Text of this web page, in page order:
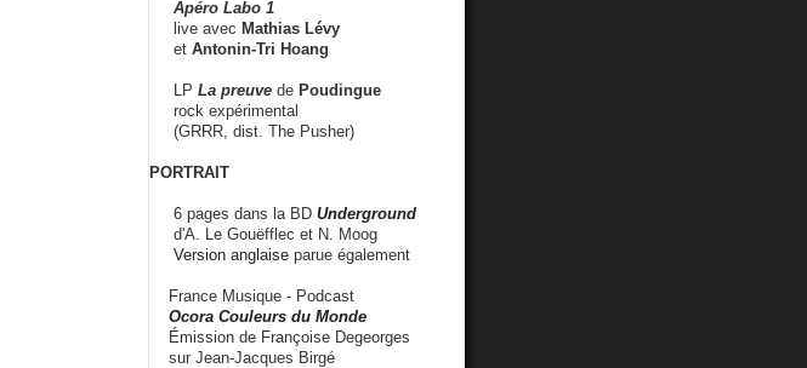
Apéro Labo 1
live avec Mathias Lévy
et Antonin-Tri Hoang
LP La preuve de Poudingue
rock expérimental
(GRRR, dist. The Pusher)
PORTRAIT
6 pages dans la BD Underground
d'A. Le Gouëfflec et N. Moog
Version anglaise parue également
France Musique - Podcast
Ocora Couleurs du Monde
Émission de Françoise Degeorges
sur Jean-Jacques Birgé